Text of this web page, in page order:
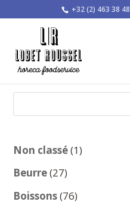
+32 (2) 463 38 48
Non classé 11
Beurre 2727
produits
Boissons 7676